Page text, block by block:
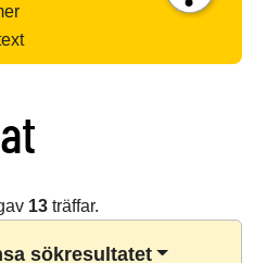
13träffar.
sökresultatet